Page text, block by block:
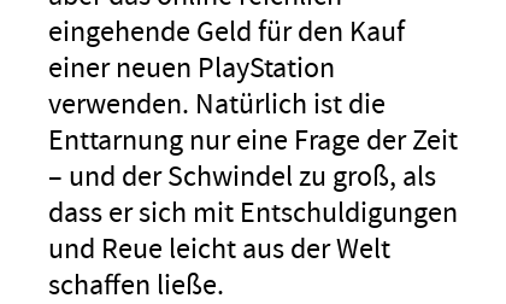
eingehende Geld für den Kauf
einer neuen PlayStation
verwenden. Natürlich ist die
Enttarnung nur eine Frage der Zeit
– und der Schwindel zu groß, als
dass er sich mit Entschuldigungen
und Reue leicht aus der Welt
schaffen ließe.